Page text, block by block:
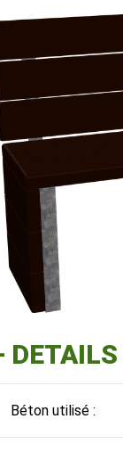
Béton utilisé :